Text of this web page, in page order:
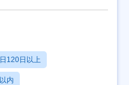
120日以上
内